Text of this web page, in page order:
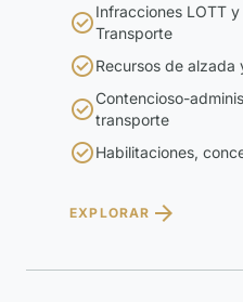
Infracciones LOTT
Transporte
Recursos de alzada
Contencioso-
transporte
Habilitaciones,
EXPLORAR 